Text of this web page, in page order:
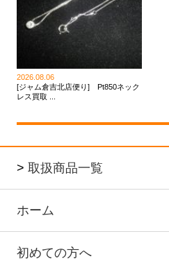
2026.08.06
[ジャム倉吉北店便り] Pt850ネック
レス買取 ...
> 取扱商品一覧
ホーム
初めての方へ